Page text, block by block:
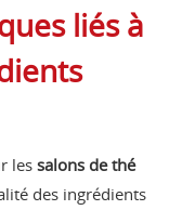
liés à
les salons de thé
des ingrédients